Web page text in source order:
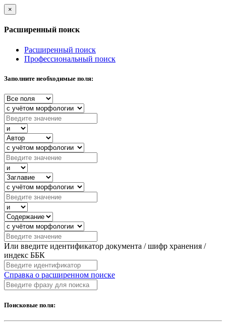
×
Расширенный поиск
Расширенный поиск
Профессиональный поиск
Заполните необходимые поля:
Или введите идентификатор документа / шифр хранения /
индекс ББК
Справка о расширенном поиске
Поисковые поля: